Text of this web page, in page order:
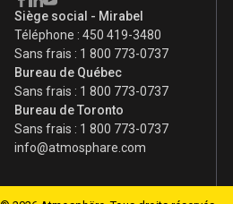
Siège social - Mirabel
Téléphone :450 419-3480
Sans frais : 1 800 773-0737
Bureau de Québec
Sans frais : 1 800 773-0737
Bureau de Toronto
Sans frais : 1 800 773-0737
info@atmosphare.com